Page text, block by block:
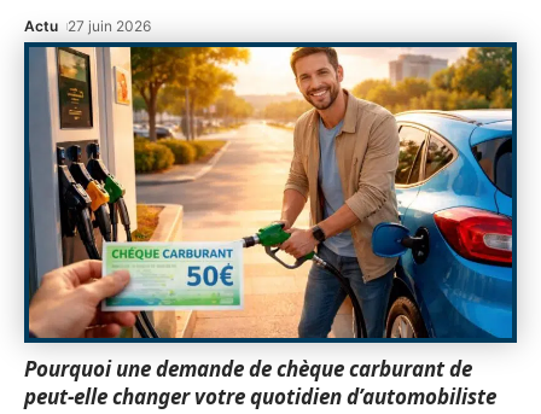
Actu 27 juin 2026
Pourquoi une demande de chèque carburant de
peut-elle changer votre quotidien d’automobiliste